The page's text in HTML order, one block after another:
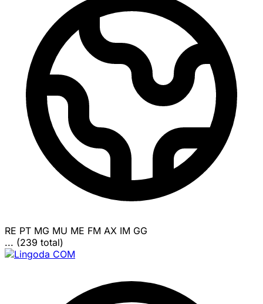
RE PT MG MU ME FM AX IM GG
... (239 total)